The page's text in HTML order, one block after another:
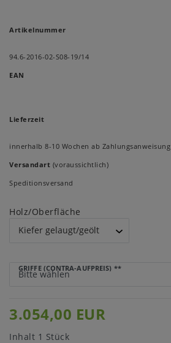
Artikelnummer
94.6-2016-02-S08-19/14
EAN
Lieferzeit
innerhalb 8-10 Wochen ab Zahlungsanweisung
Versandart (voraussichtlich)
Speditionsversand
Holz/Oberfläche
GRIFFE (CONTRA-AUFPREIS) **
3.054,00 EUR
Inhalt 1 Stück